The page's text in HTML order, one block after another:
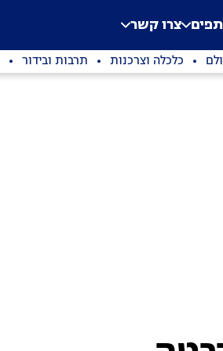
צרו קשר
כלכלה וצרכנות תרבות ובידור